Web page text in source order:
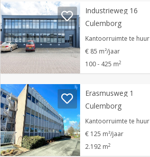
Registreren
Login
Industrieweg 16
Culemborg
Kantoorruimte te huur
€ 85 m²/jaar
100 - 425 m2
Erasmusweg 1
Culemborg
Kantoorruimte te huur
€ 125 m²/jaar
2.192 m2